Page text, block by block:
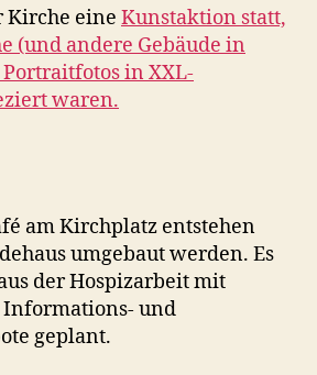
Kirche eine Kunstaktion statt,
(und andere Gebäude in
in XXL-
waren.
am Kirchplatz entstehen
umgebaut werden. Es
der Hospizarbeit mit
Informations- und
geplant.